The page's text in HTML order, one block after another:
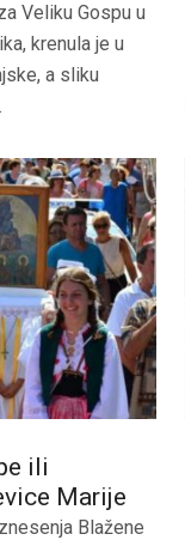
Veliku Gospu u
krenula je u
a sliku
ili
Marije
Blažene